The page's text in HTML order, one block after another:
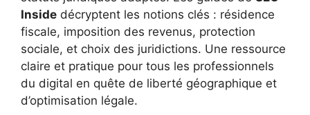
Inside décryptent les notions clés : résidence
fiscale, imposition des revenus, protection
sociale, et choix des juridictions. Une ressource
claire et pratique pour tous les professionnels
du digital en quête de liberté géographique et
d’optimisation légale.